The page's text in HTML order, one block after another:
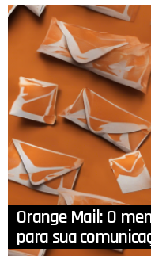
Orange Mail: O
para sua